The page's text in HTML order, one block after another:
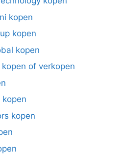
kopen
kopen
kopen
of verkopen
kopen